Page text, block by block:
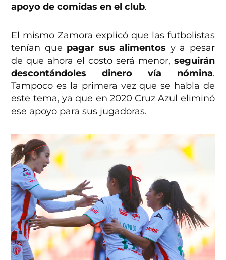
apoyo de comidas en el club.
El mismo Zamora explicó que las futbolistas
tenían que pagar sus alimentos y a pesar
de que ahora el costo será menor, seguirán
descontándoles dinero vía nómina.
Tampoco es la primera vez que se habla de
este tema, ya que en 2020 Cruz Azul eliminó
ese apoyo para sus jugadoras.